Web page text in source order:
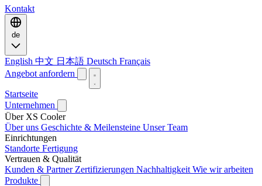
Kontakt
de
English 中文 日本語 Deutsch Français
Angebot anfordern
Startseite
Unternehmen
Über XS Cooler
Über uns Geschichte & Meilensteine Unser Team
Einrichtungen
Standorte Fertigung
Vertrauen & Qualität
Kunden & Partner Zertifizierungen Nachhaltigkeit Wie wir arbeiten
Produkte